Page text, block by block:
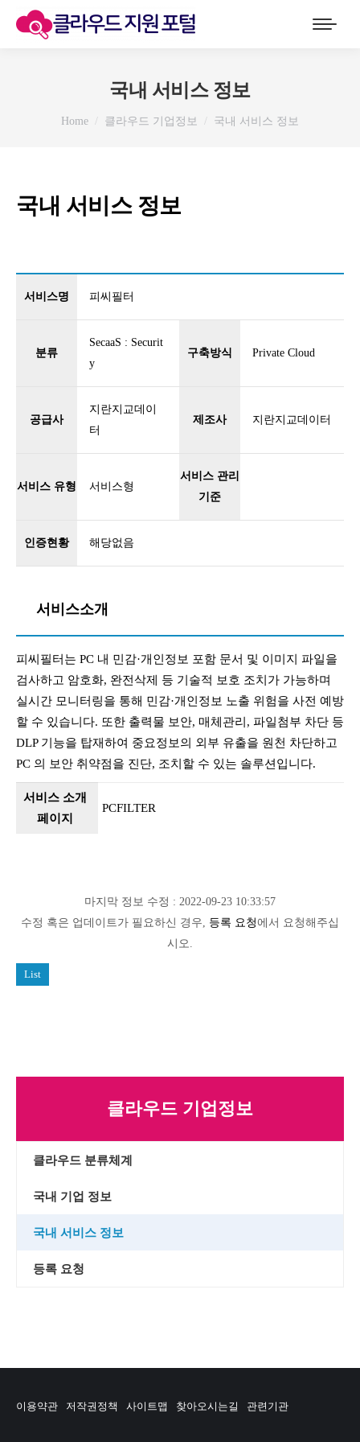
국내 서비스 정보
You are here:
Home 클라우드 기업정보 국내 서비스 정보
국내 서비스 정보
서비스명 피씨필터
분류
SecaaS : Securit
y
구축방식 Private Cloud
공급사
지란지교데이
터
제조사 지란지교데이터
서비스 유형 서비스형
서비스 관리
기준
인증현황 해당없음
서비스소개
피씨필터는 PC 내 민감·개인정보 포함 문서 및 이미지 파일을
검사하고 암호화, 완전삭제 등 기술적 보호 조치가 가능하며
실시간 모니터링을 통해 민감·개인정보 노출 위험을 사전 예방
할 수 있습니다. 또한 출력물 보안, 매체관리, 파일첨부 차단 등
DLP 기능을 탑재하여 중요정보의 외부 유출을 원천 차단하고
PC 의 보안 취약점을 진단, 조치할 수 있는 솔루션입니다.
서비스 소개
페이지
PCFILTER
마지막 정보 수정 : 2022-09-23 10:33:57
수정 혹은 업데이트가 필요하신 경우, 등록 요청에서 요청해주십
시오.
List
클라우드 기업정보
클라우드 분류체계
국내 기업 정보
국내 서비스 정보
등록 요청
이용약관 저작권정책 사이트맵 찾아오시는길 관련기관